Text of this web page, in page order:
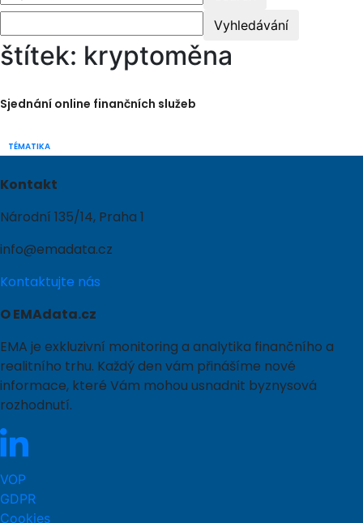
štítek: kryptoměna
Sjednání online finančních služeb
TÉMATIKA
Kontakt
Národní 135/14, Praha 1
info@emadata.cz
Kontaktujte nás
O EMAdata.cz
EMA je exkluzivní monitoring a analytika finančního a
realitního trhu. Každý den vám přinášíme nové
informace, které Vám mohou usnadnit byznysová
rozhodnutí.
VOP
GDPR
Cookies